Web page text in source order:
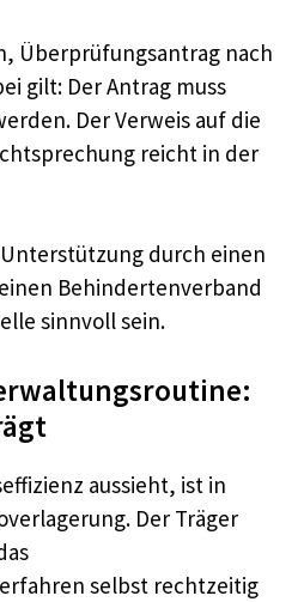
Überprüfungsantrag nach
gilt: Der Antrag muss
Der Verweis auf die
reicht in der
durch einen
Behindertenverband
sinnvoll sein.
aussieht, ist in
Der Träger
selbst rechtzeitig